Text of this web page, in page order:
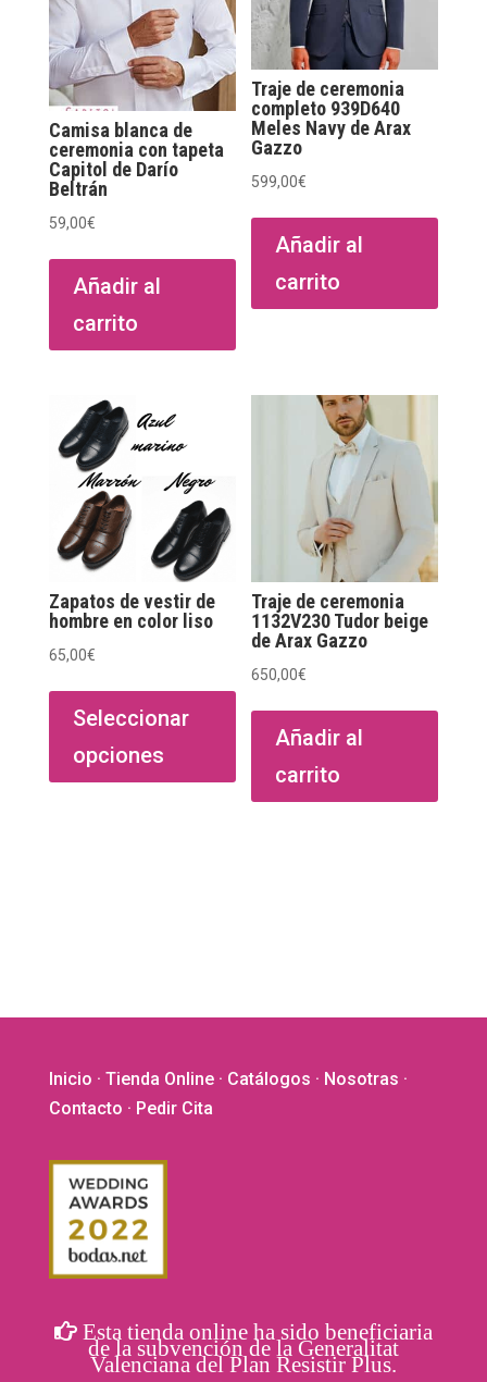
Camisa blanca de
ceremonia con tapeta
Capitol de Darío
Beltrán
59,00€
Añadir al
carrito
Traje de ceremonia
completo 939D640
Meles Navy de Arax
Gazzo
599,00€
Añadir al
carrito
Zapatos de vestir de
hombre en color liso
65,00€
Seleccionar
opciones
Este
producto
múltiples
variantes.
página
producto
Traje de ceremonia
1132V230 Tudor beige
de Arax Gazzo
650,00€
Añadir al
carrito
Inicio · Tienda Online· Catálogos · Nosotras ·
Contacto · Pedir Cita
Esta tienda online ha sido beneficiaria
de la subvención de la Generalitat
Valenciana del Plan Resistir Plus.